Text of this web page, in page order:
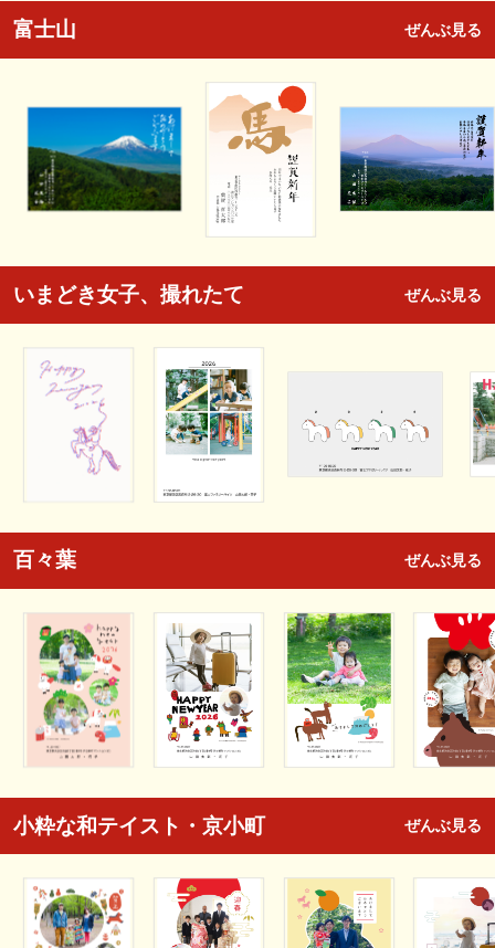
富士山 ぜんぶ見る
いまどき女子、撮れたて ぜんぶ見る
百々葉 ぜんぶ見る
小粋な和テイスト・京小町 ぜんぶ見る